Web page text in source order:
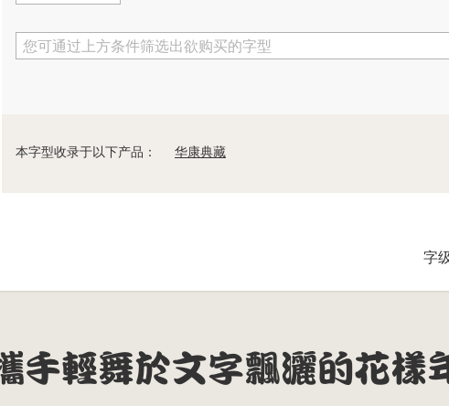
您可通过上方条件筛选出欲购买的字型
本字型收录于以下产品： 华康典藏
字